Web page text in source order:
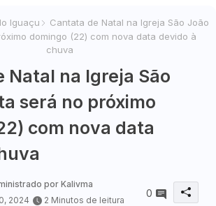
Iguaçu
Cantata de Natal na Igreja São João
domingo (22) com nova data devido à
chuva
Natal na Igreja São
será no próximo
com nova data
por Kalivma
2024
2 Minutos de leitura
0